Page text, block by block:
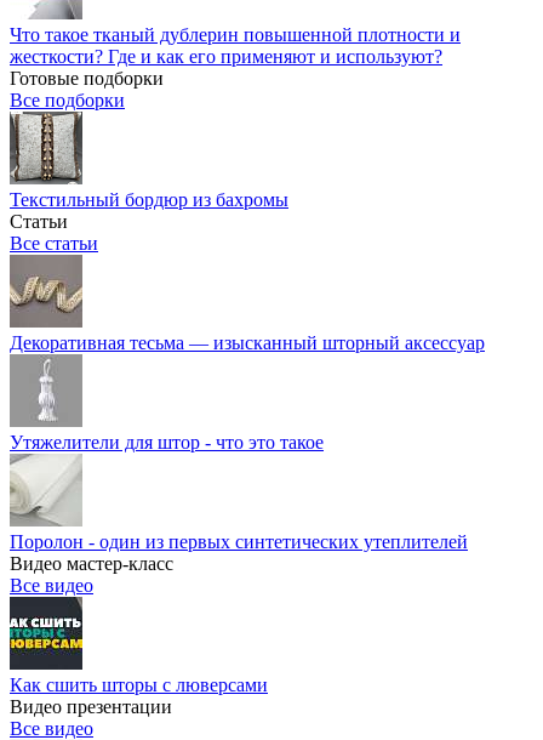
Что такое тканый дублерин повышенной плотности и
жесткости? Где и как его применяют и используют?
Готовые подборки
Все подборки
Текстильный бордюр из бахромы
Статьи
Все статьи
Декоративная тесьма — изысканный шторный аксессуар
Утяжелители для штор - что это такое
Поролон - один из первых синтетических утеплителей
Видео мастер-класс
Все видео
Как сшить шторы с люверсами
Видео презентации
Все видео